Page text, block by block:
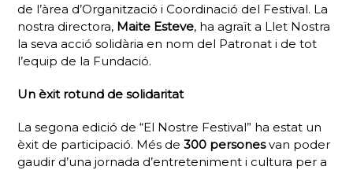
de l’àrea d’Organització i Coordinació del Festival. La
nostra directora, Maite Esteve, ha agraït a Llet Nostra
la seva acció solidària en nom del Patronat i de tot
l’equip de la Fundació.
Un èxit rotund de solidaritat
La segona edició de “El Nostre Festival” ha estat un
èxit de participació. Més de300 personesvan poder
gaudir d’una jornada d’entreteniment i cultura per a